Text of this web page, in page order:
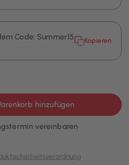
Code: Summer15 Kopieren
hinzufügen
vereinbaren